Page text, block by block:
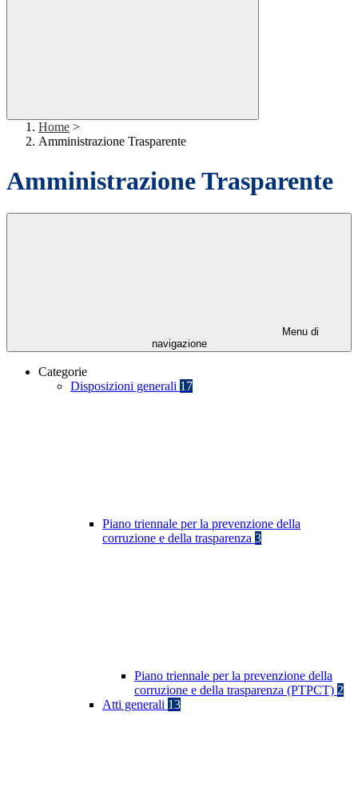
Home >
Amministrazione Trasparente
Amministrazione Trasparente
Menu di
navigazione
Categorie
Disposizioni generali 17
Piano triennale per la prevenzione della
corruzione e della trasparenza 3
Piano triennale per la prevenzione della
corruzione e della trasparenza (PTPCT) 2
Atti generali 13